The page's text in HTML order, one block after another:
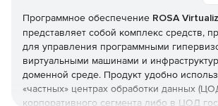
Программное обеспечение ROSA
представляет собой комплекс средств,
для управления программными
виртуальными машинами и
доменной среде. Продукт удобно
«частных» центрах обработки данных
корпоративного сегмента либо в ЦОД